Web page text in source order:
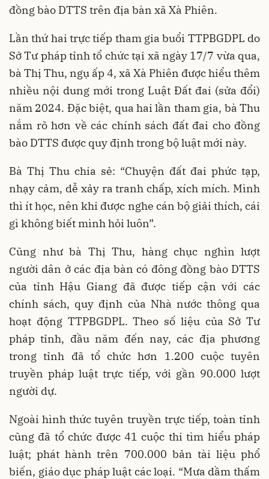
đồng bào DTTS trên địa bàn xã Xà Phiên.
Lần thứ hai trực tiếp tham gia buổi TTPBGDPL do
Sở Tư pháp tỉnh tổ chức tại xã ngày 17/7 vừa qua,
bà Thị Thu, ngụ ấp 4, xã Xà Phiên được hiểu thêm
nhiều nội dung mới trong Luật Đất đai (sửa đổi)
năm 2024. Đặc biệt, qua hai lần tham gia, bà Thu
nắm rõ hơn về các chính sách đất đai cho đồng
bào DTTS được quy định trong bộ luật mới này.
Bà Thị Thu chia sẻ: “Chuyện đất đai phức tạp,
nhạy cảm, dễ xảy ra tranh chấp, xích mích. Mình
thì ít học, nên khi được nghe cán bộ giải thích, cái
gì không biết mình hỏi luôn”.
Cũng như bà Thị Thu, hàng chục nghìn lượt
người dân ở các địa bàn có đông đồng bào DTTS
của tỉnh Hậu Giang đã được tiếp cận với các
chính sách, quy định của Nhà nước thông qua
hoạt động TTPBGDPL. Theo số liệu của Sở Tư
pháp tỉnh, đầu năm đến nay, các địa phương
trong tỉnh đã tổ chức hơn 1.200 cuộc tuyên
truyền pháp luật trực tiếp, với gần 90.000 lượt
người dự.
Ngoài hình thức tuyên truyền trực tiếp, toàn tỉnh
cũng đã tổ chức được 41 cuộc thi tìm hiểu pháp
luật; phát hành trên 700.000 bản tài liệu phổ
biến, giáo dục pháp luật các loại. “Mưa dầm thấm